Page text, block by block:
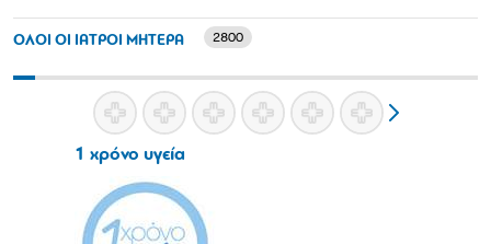
ΟΛΟΙ ΟΙ ΙΑΤΡΟΙ ΜΗΤΕΡΑ 2800
1 χρόνο υγεία